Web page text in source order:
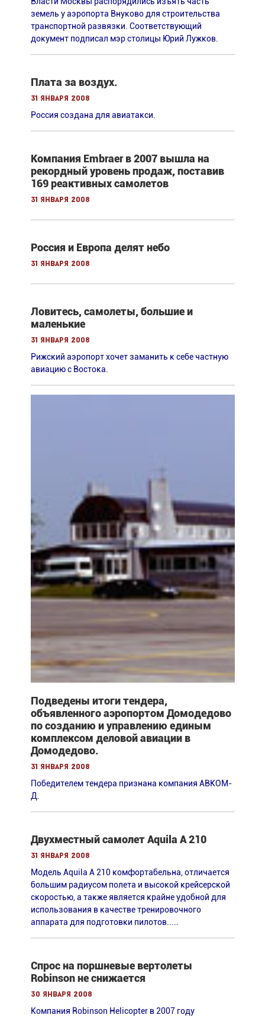
земель у аэропорта Внуково для строительства
транспортной развязки. Cоответствующий
документ подписал мэр столицы Юрий Лужков.
Плата за воздух.
31 января 2008
Россия создана для авиатакси.
Компания Embraer в 2007 вышла на
рекордный уровень продаж, поставив
169 реактивных самолетов
31 января 2008
Россия и Европа делят небо
31 января 2008
Ловитесь, самолеты, большие и
маленькие
31 января 2008
Рижский аэропорт хочет заманить к себе частную
авиацию с Востока.
Подведены итоги тендера,
объявленного аэропортом Домодедово
по созданию и управлению единым
комплексом деловой авиации в
Домодедово.
31 января 2008
Победителем тендера признана компания АВКОМ-
Д.
Двухместный самолет Aquila A 210
31 января 2008
Модель Aquila A 210 комфортабельна, отличается
большим радиусом полета и высокой крейсерской
скоростью, а также является крайне удобной для
использования в качестве тренировочного
аппарата для подготовки пилотов.....
Спрос на поршневые вертолеты
Robinson не снижается
30 января 2008
Компания Robinson Helicopter в 2007 году